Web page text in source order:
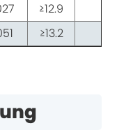
≥12.9
≥13.2